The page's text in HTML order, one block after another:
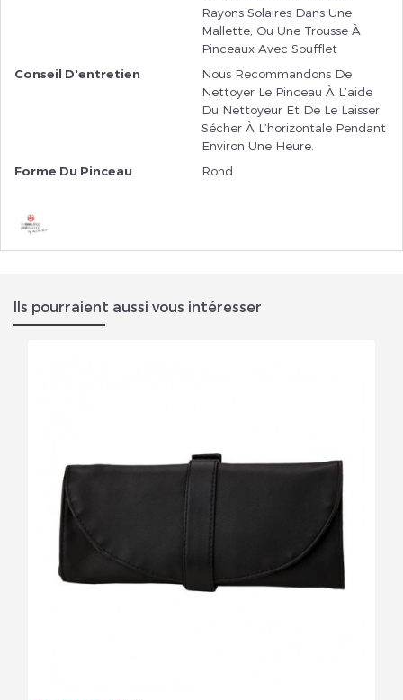
Rayons Solaires Dans Une
Mallette, Ou Une Trousse À
Pinceaux Avec Soufflet
Conseil D'entretien
Nous Recommandons De
Nettoyer Le Pinceau À L’aide
Du Nettoyeur Et De Le Laisser
Sécher À L’horizontale Pendant
Environ Une Heure.
Forme Du Pinceau
Rond
Ils pourraient aussi vous intéresser